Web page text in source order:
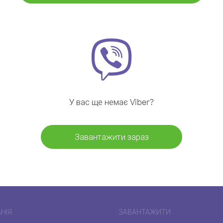
У вас ще немає Viber?
Завантажити зараз
ЗАВАНТАЖИТИ